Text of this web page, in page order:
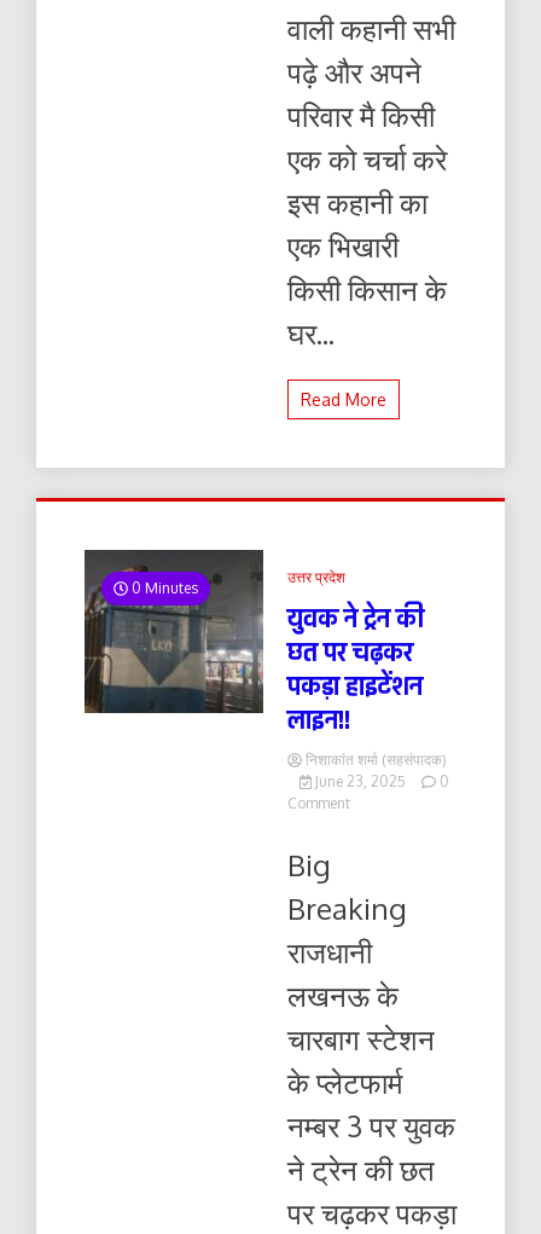
वाली कहानी सभी
पढ़े और अपने
परिवार मै किसी
एक को चर्चा करे
इस कहानी का
एक भिखारी
किसी किसान के
घर...
Read More
0 Minutes
उत्तर प्रदेश
युवक ने ट्रेन की
छत पर चढ़कर
पकड़ा हाइटेंशन
लाइन!!
निशाकांत शर्मा (सहसंपादक)
June 23, 2025
0
Commenton
छत
चढ़कर
हाइटेंशन
Big
Breaking
राजधानी
लखनऊ के
चारबाग स्टेशन
के प्लेटफार्म
नम्बर 3 पर युवक
ने ट्रेन की छत
पर चढ़कर पकड़ा